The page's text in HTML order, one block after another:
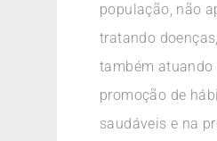
população, não
tratando
também atuando
promoção de
saudáveis e na